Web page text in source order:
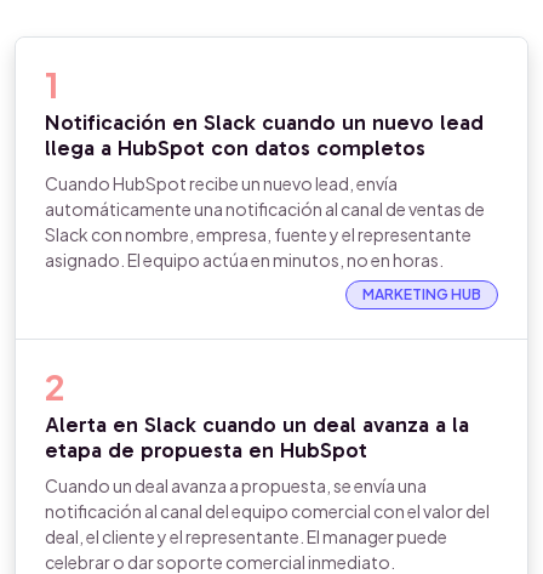
1
Notificación en Slack cuando un nuevo lead
llega a HubSpot con datos completos
Cuando HubSpot recibe un nuevo lead, envía
automáticamente una notificación al canal de ventas de
Slack con nombre, empresa, fuente y el representante
asignado. El equipo actúa en minutos, no en horas.
MARKETING HUB
2
Alerta en Slack cuando un deal avanza a la
etapa de propuesta en HubSpot
Cuando un deal avanza a propuesta, se envía una
notificación al canal del equipo comercial con el valor del
deal, el cliente y el representante. El manager puede
celebrar o dar soporte comercial inmediato.